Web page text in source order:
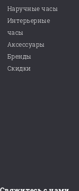
Наручные часы
Интерьерные
часы
Аксессуары
Бренды
Скидки